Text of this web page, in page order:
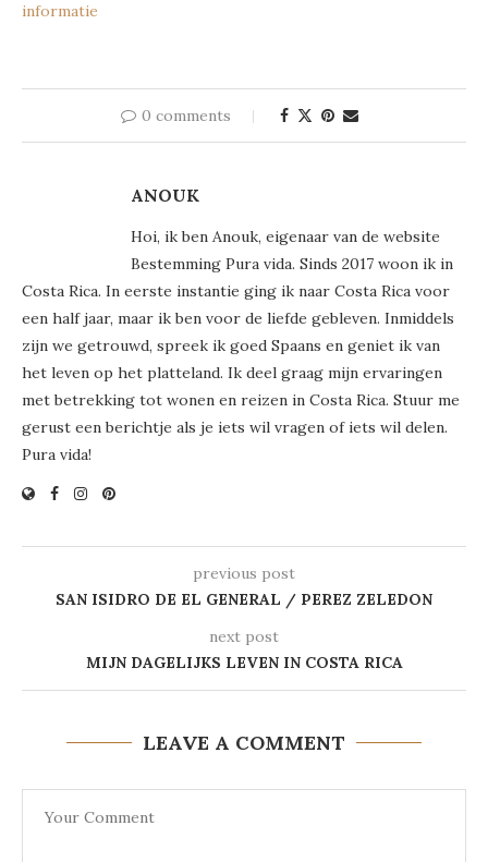
informatie
0 comments
ANOUK
Hoi, ik ben Anouk, eigenaar van de website
Bestemming Pura vida. Sinds 2017 woon ik in
Costa Rica. In eerste instantie ging ik naar Costa Rica voor
een half jaar, maar ik ben voor de liefde gebleven. Inmiddels
zijn we getrouwd, spreek ik goed Spaans en geniet ik van
het leven op het platteland. Ik deel graag mijn ervaringen
met betrekking tot wonen en reizen in Costa Rica. Stuur me
gerust een berichtje als je iets wil vragen of iets wil delen.
Pura vida!
previous post
SAN ISIDRO DE EL GENERAL / PEREZ ZELEDON
next post
MIJN DAGELIJKS LEVEN IN COSTA RICA
LEAVE A COMMENT